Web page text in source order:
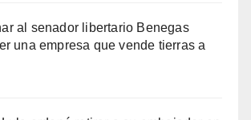
al senador libertario Benegas
una empresa que vende tierras a